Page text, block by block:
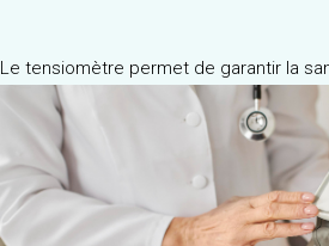
Le tensiomètre permet de garantir la